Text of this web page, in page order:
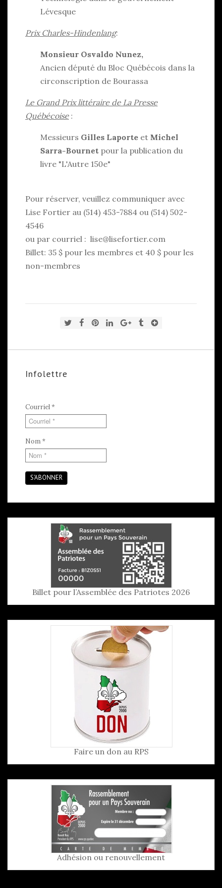
Lévesque
Prix Charles-Hindenlang:
Monsieur Osvaldo Nunez,
Ancien député du Bloc Québécois dans la
circonscription de Bourassa
Le Grand Prix littéraire de La Presse
Québécoise:
Messieurs Gilles Laporte et Michel
Sarra-Bournet pour la publication du
livre "L'Autre 150e"
Pour réserver, veuillez communiquer avec
Lise Fortier au (514) 453-7884 ou (514) 502-
4546
ou par courriel : lise@lisefortier.com
Billet: 35 $ pour les membres et 40 $ pour les
non-membres
Infolettre
Courriel*
Nom*
S'ABONNER
Billet pour l’Assemblée des Patriotes 2026
Faire un don au RPS
Adhésion ou renouvellement